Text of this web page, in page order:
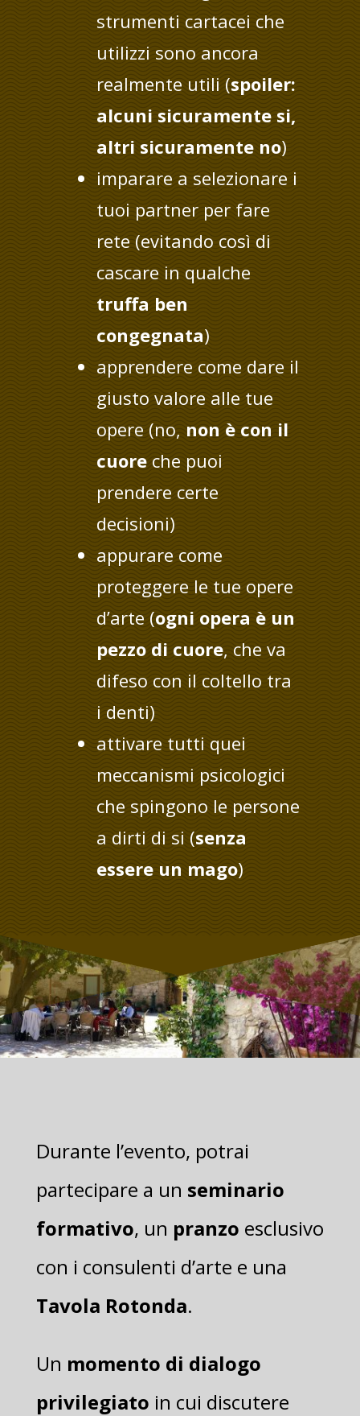
strumenti cartacei che
utilizzi sono ancora
realmente utili (spoiler:
alcuni sicuramente si,
altri sicuramente no)
imparare a selezionare i
tuoi partner per fare
rete (evitando così di
cascare in qualche
truffa ben
congegnata)
apprendere come dare il
giusto valore alle tue
opere (no, non è con il
cuoreche puoi
prendere certe
decisioni)
appurare come
proteggere le tue opere
d’arte (ogni opera è un
pezzo di cuore, che va
difeso con il coltello tra
i denti)
attivare tutti quei
meccanismi psicologici
che spingono le persone
a dirti di si (senza
essere un mago)
Durante lʼevento, potrai
partecipare a un seminario
formativo, un pranzo esclusivo
con i consulenti dʼarte e una
Tavola Rotonda.
Un momento di dialogo
privilegiato in cui discutere